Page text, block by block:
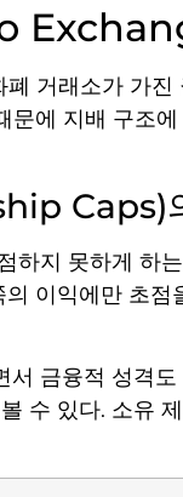
거래소가 가
문에 지배 구조
Caps)
하지 못하게 하
이익에만 초
금융적 성격
수 있다. 소유